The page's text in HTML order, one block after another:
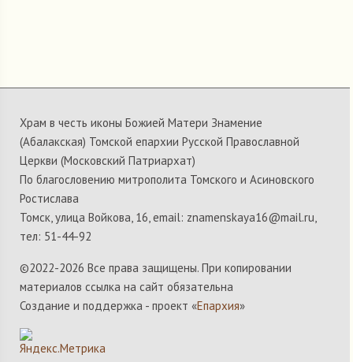
Храм в честь иконы Божией Матери Знамение
(Абалакская) Томской епархии Русской Православной
Церкви (Московский Патриархат)
По благословению митрополита Томского и Асиновского
Ростислава
Томск, улица Войкова, 16, email: znamenskaya16@mail.ru,
тел: 51-44-92
©2022-2026 Все права защищены. При копировании
материалов ссылка на сайт обязательна
Создание и поддержка - проект «Епархия»